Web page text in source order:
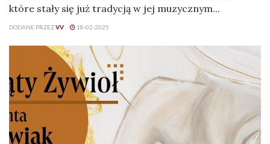
które stały się już tradycją w jej muzycznym...
DODANE PRZEZVV 18-02-2025